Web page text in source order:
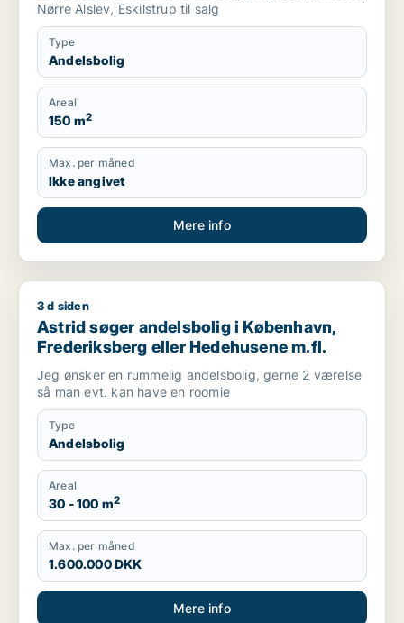
Nørre Alslev, Eskilstrup til salg
Type
Andelsbolig
Areal
150 m2
Max. per måned
Ikke angivet
Mere info
Astrid søger andelsbolig i København, Frederiksberg eller
3 d siden
Astrid søger andelsbolig i København,
Frederiksberg eller Hedehusene m.fl.
Jeg ønsker en rummelig andelsbolig, gerne 2 værelse
så man evt. kan have en roomie
Type
Andelsbolig
Areal
30 - 100 m2
Max. per måned
1.600.000 DKK
Mere info